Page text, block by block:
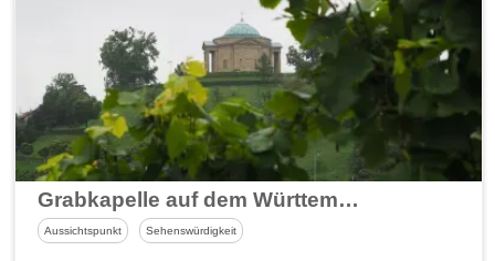
Grabkapelle auf dem Württemberg
Aussichtspunkt Sehenswürdigkeit